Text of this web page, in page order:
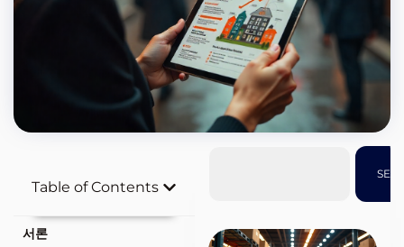
Table of Contents
서론